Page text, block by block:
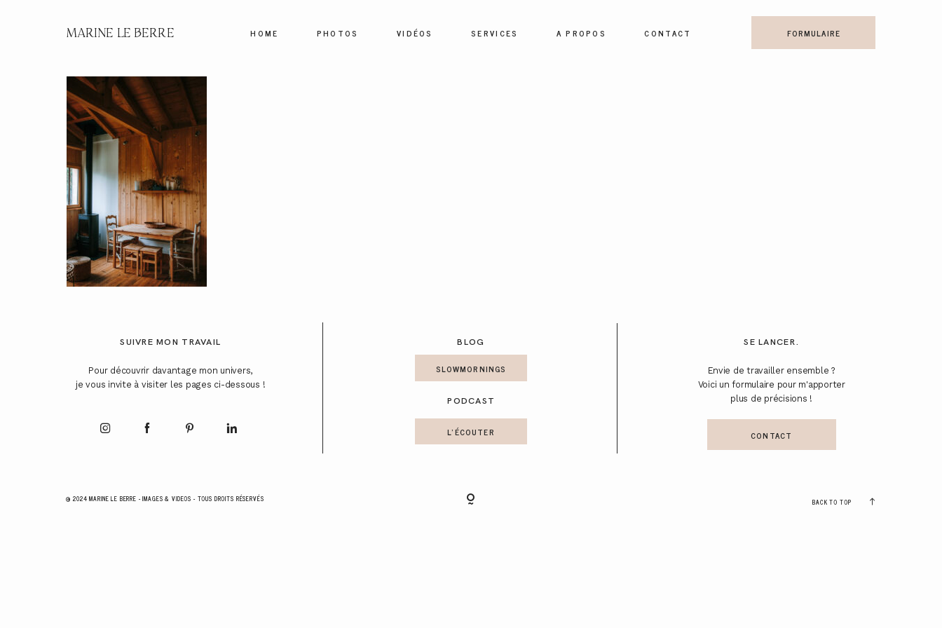
MARINE LE BERRE FORMULAIRE
HOME PHOTOS VIDÉOS SERVICES A PROPOS CONTACT
BLOG SE LANCER.
SUIVRE MON TRAVAIL
SLOWMORNINGS
Envie de travailler ensemble ?
Voici un formulaire pour m'apporter
plus de précisions !
Pour découvrir davantage mon univers,
je vous invite à visiter les pages ci-dessous !
PODCAST
L'ÉCOUTER CONTACT
@ 2024 MARINE LE BERRE - IMAGES & VIDEOS - TOUS DROITS RÉSERVÉS BACK TO TOP